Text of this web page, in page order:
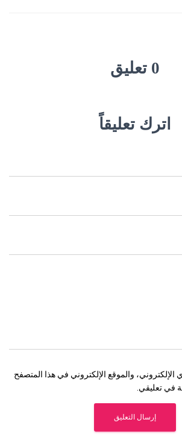
0 تعليق
اترك تعليقاً
والموقع الإلكتروني في هذا المتصفح
في تعليقي.